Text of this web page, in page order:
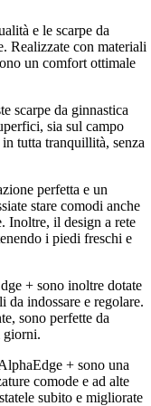
e le scarpe da
Realizzate con materiali
un comfort ottimale
scarpe da ginnastica
sia sul campo
tutta tranquillità, senza
perfetta e un
stare comodi anche
Inoltre, il design a rete
i piedi freschi e
+ sono inoltre dotate
da indossare e regolare.
sono perfette da
giorni.
+ sono una
comode e ad alte
subito e migliorate